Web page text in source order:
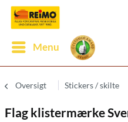
Menu
Oversigt Stickers / skilte
Flag klistermærke